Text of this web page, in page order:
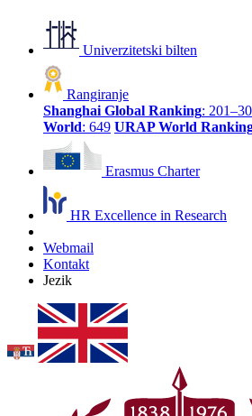
Univerzitetski bilten
Rangiranje
Shanghai Global Ranking:
World: 649 URAP World
Erasmus Charter
HR Excellence in Research
Webmail
Kontakt
Jezik